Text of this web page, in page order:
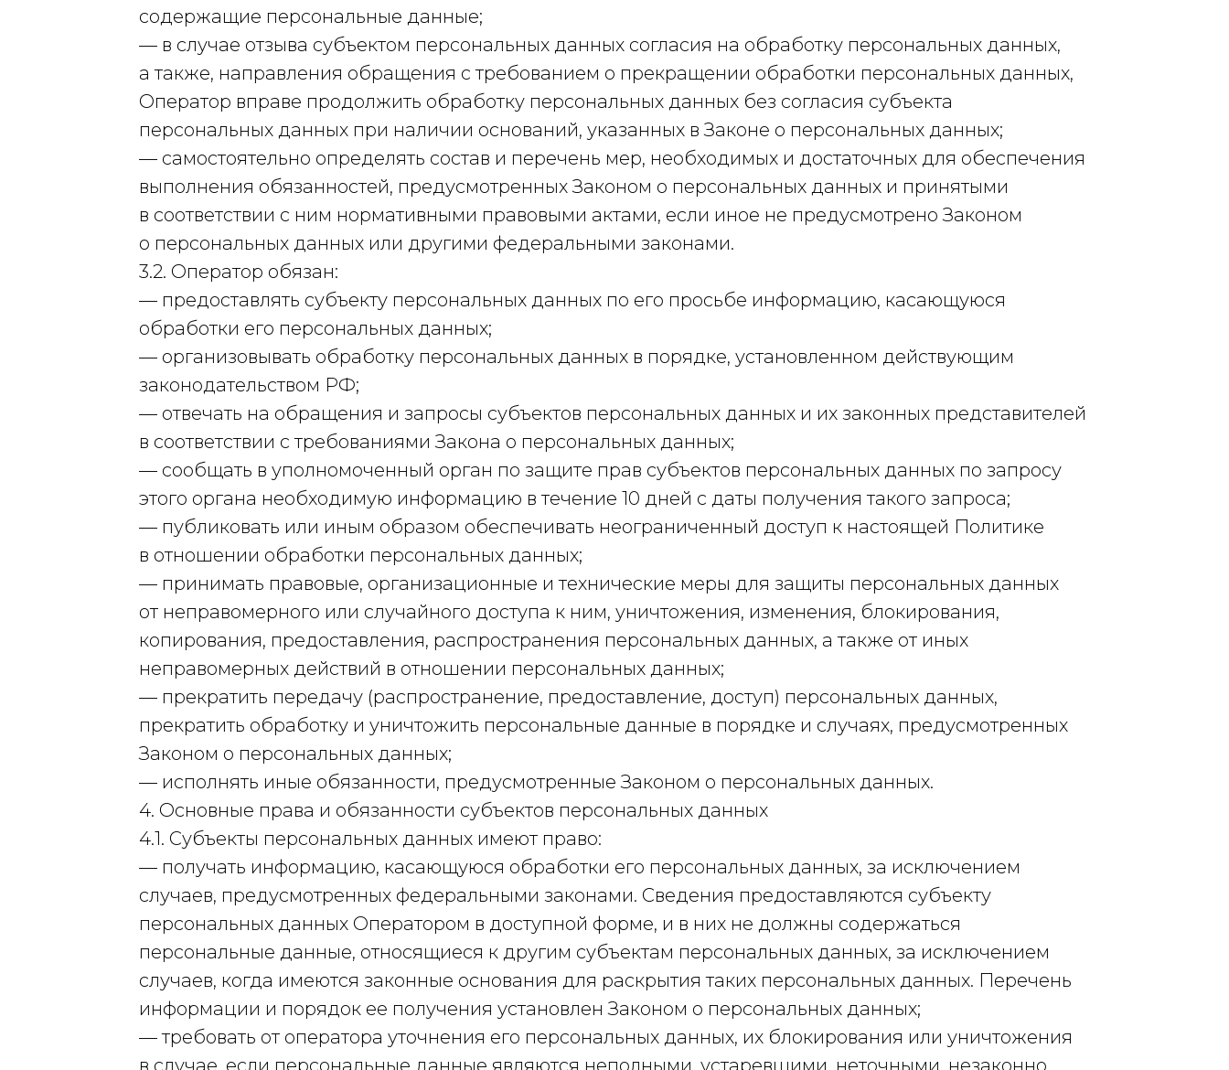
содержащие персональные данные;
— в случае отзыва субъектом персональных данных согласия на обработку персональных данных,
а также, направления обращения с требованием о прекращении обработки персональных данных,
Оператор вправе продолжить обработку персональных данных без согласия субъекта
персональных данных при наличии оснований, указанных в Законе о персональных данных;
— самостоятельно определять состав и перечень мер, необходимых и достаточных для обеспечения
выполнения обязанностей, предусмотренных Законом о персональных данных и принятыми
в соответствии с ним нормативными правовыми актами, если иное не предусмотрено Законом
о персональных данных или другими федеральными законами.
3.2. Оператор обязан:
— предоставлять субъекту персональных данных по его просьбе информацию, касающуюся
обработки его персональных данных;
— организовывать обработку персональных данных в порядке, установленном действующим
законодательством РФ;
— отвечать на обращения и запросы субъектов персональных данных и их законных представителей
в соответствии с требованиями Закона о персональных данных;
— сообщать в уполномоченный орган по защите прав субъектов персональных данных по запросу
этого органа необходимую информацию в течение 10 дней с даты получения такого запроса;
— публиковать или иным образом обеспечивать неограниченный доступ к настоящей Политике
в отношении обработки персональных данных;
— принимать правовые, организационные и технические меры для защиты персональных данных
от неправомерного или случайного доступа к ним, уничтожения, изменения, блокирования,
копирования, предоставления, распространения персональных данных, а также от иных
неправомерных действий в отношении персональных данных;
— прекратить передачу (распространение, предоставление, доступ) персональных данных,
прекратить обработку и уничтожить персональные данные в порядке и случаях, предусмотренных
Законом о персональных данных;
— исполнять иные обязанности, предусмотренные Законом о персональных данных.
4. Основные права и обязанности субъектов персональных данных
4.1. Субъекты персональных данных имеют право:
— получать информацию, касающуюся обработки его персональных данных, за исключением
случаев, предусмотренных федеральными законами. Сведения предоставляются субъекту
персональных данных Оператором в доступной форме, и в них не должны содержаться
персональные данные, относящиеся к другим субъектам персональных данных, за исключением
случаев, когда имеются законные основания для раскрытия таких персональных данных. Перечень
информации и порядок ее получения установлен Законом о персональных данных;
— требовать от оператора уточнения его персональных данных, их блокирования или уничтожения
в случае, если персональные данные являются неполными, устаревшими, неточными, незаконно